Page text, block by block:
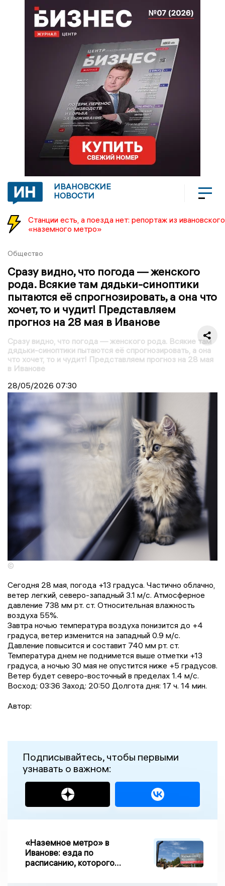
ИВАНОВСКИЕ
НОВОСТИ
Станции есть, а поезда нет: репортаж из ивановского
«наземного метро»
Общество
Сразу видно, что погода — женского
рода. Всякие там дядьки-синоптики
пытаются её спрогнозировать, а она что
хочет, то и чудит! Представляем
прогноз на 28 мая в Иванове
Сразу видно, что погода — женского рода. Всякие там
дядьки-синоптики пытаются её спрогнозировать, а она
что хочет, то и чудит! Представляем прогноз на 28 мая
в Иванове
28/05/2026 07:30
©
Сегодня 28 мая, погода +13 градусa. Частично облачно,
ветер легкий, северо-западный 3.1 м/с. Атмосферное
давление 738 мм рт. ст. Относительная влажность
воздуха 55%.
Завтра ночью температура воздуха понизится до +4
градусa, ветер изменится на западный 0.9 м/с.
Давление повысится и составит 740 мм рт. ст.
Температура днем не поднимется выше отметки +13
градусa, a ночью 30 мая не опустится ниже +5 градусов.
Ветер будет северо-восточный в пределах 1.4 м/с.
Восход: 03:36 Заход: 20:50 Долгота дня: 17 ч. 14 мин.
Автор:
Подписывайтесь, чтобы первыми
узнавать о важном:
«Наземное метро» в
Иванове: езда по
расписанию, которого